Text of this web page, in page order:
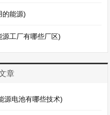
的能源)
工厂有哪些厂区)
章
源电池有哪些技术)